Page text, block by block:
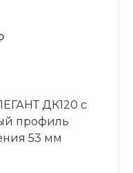
ДК120 с
профиль
53 мм